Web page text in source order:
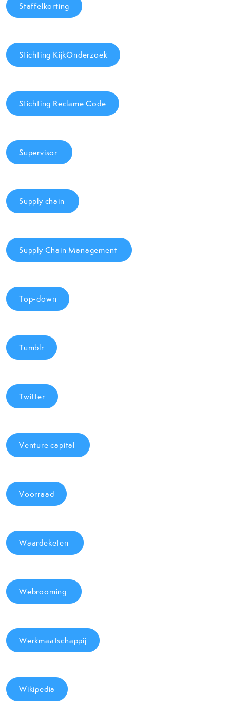
Staffelkorting
Stichting KijkOnderzoek
Stichting Reclame Code
Supervisor
Supply chain
Supply Chain Management
Top-down
Tumblr
Twitter
Venture capital
Voorraad
Waardeketen
Webrooming
Werkmaatschappij
Wikipedia